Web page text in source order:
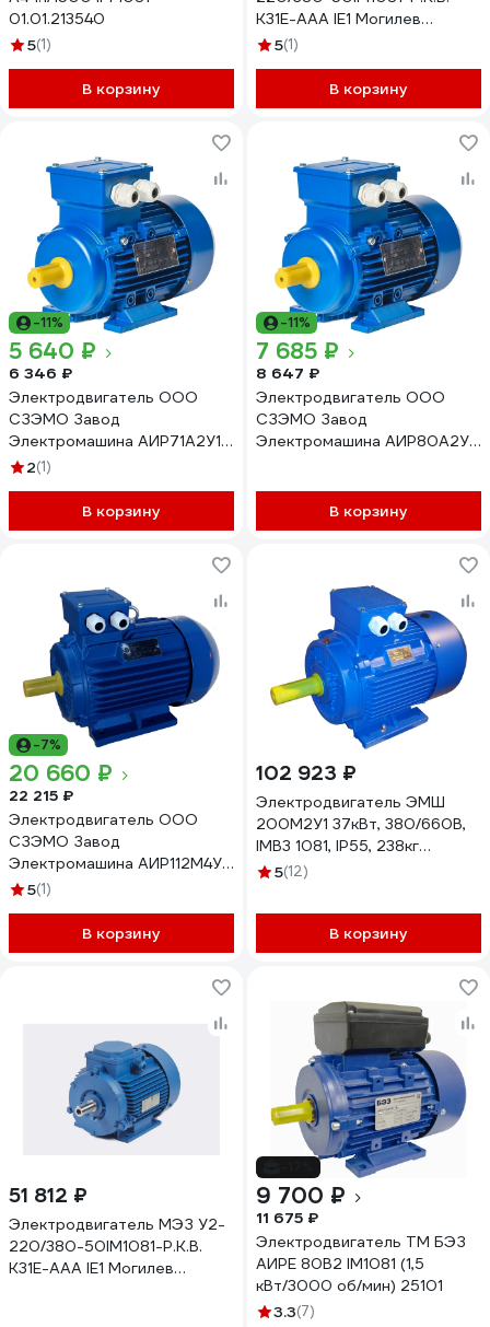
01.01.213540
5(1)
В корзину
К31Е-ААА IE1 Могилев
АИР100L6 2,2*1000 1081
5(1)
В корзину
-11%
5 640 ₽
6 346 ₽
Электродвигатель ООО
СЗЭМО Завод
Электромашина АИР71А2У1
0.75 кВт Х0000012117
2(1)
В корзину
-11%
7 685 ₽
8 647 ₽
Электродвигатель ООО
СЗЭМО Завод
Электромашина АИР80А2У1
В корзину
-7%
20 660 ₽
22 215 ₽
Электродвигатель ООО
СЗЭМО Завод
Электромашина АИР112М4У1
5.5 кВт Х0000012132
5(1)
В корзину
102 923 ₽
Электродвигатель ЭМШ
200М2У1 37кВт, 380/660В,
IMB3 1081, IP55, 238кг
Х0000019862
5(12)
В корзину
51 812 ₽
Электродвигатель МЭЗ У2-
220/380-50IM1081-Р.К.В.
К31Е-ААА IE1 Могилев
9 700 ₽
11 675 ₽
Электродвигатель ТМ БЭЗ
АИРЕ 80B2 IM1081 (1,5
кВт/3000 об/мин) 25101
3.3(7)